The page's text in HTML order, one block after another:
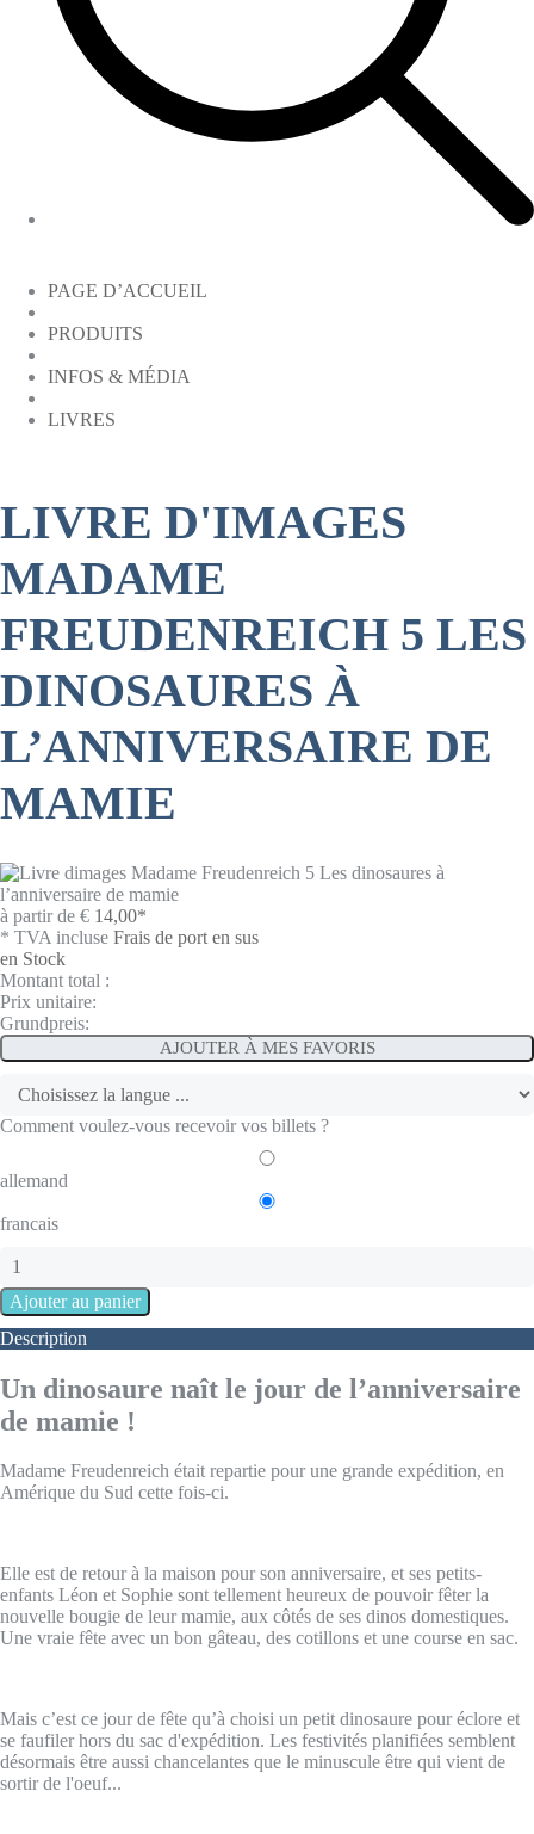
PAGE D’ACCUEIL
PRODUITS
INFOS & MÉDIA
LIVRES
LIVRE D'IMAGES
MADAME
FREUDENREICH 5 LES
DINOSAURES À
L’ANNIVERSAIRE DE
MAMIE
à partir de € 14,00*
* TVA incluse Frais de port en sus
en Stock
Montant total :
Prix unitaire:
Grundpreis:
AJOUTER À MES FAVORIS
Comment voulez-vous recevoir vos billets ?
allemand
francais
Description
Un dinosaure naît le jour de l’anniversaire
de mamie !
Madame Freudenreich était repartie pour une grande expédition, en
Amérique du Sud cette fois-ci.
Elle est de retour à la maison pour son anniversaire, et ses petits-
enfants Léon et Sophie sont tellement heureux de pouvoir fêter la
nouvelle bougie de leur mamie, aux côtés de ses dinos domestiques.
Une vraie fête avec un bon gâteau, des cotillons et une course en sac.
Mais c’est ce jour de fête qu’à choisi un petit dinosaure pour éclore et
se faufiler hors du sac d'expédition. Les festivités planifiées semblent
désormais être aussi chancelantes que le minuscule être qui vient de
sortir de l'oeuf...